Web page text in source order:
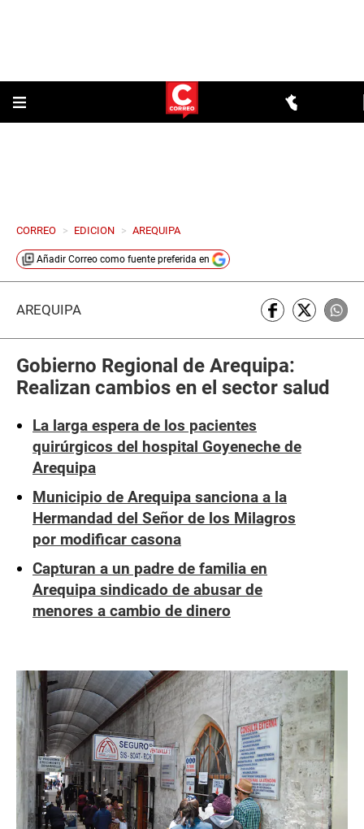
CORREO > EDICION > AREQUIPA
Añadir Correo como fuente preferida en
AREQUIPA
Gobierno Regional de Arequipa:
Realizan cambios en el sector salud
La larga espera de los pacientes
quirúrgicos del hospital Goyeneche de
Arequipa
Municipio de Arequipa sanciona a la
Hermandad del Señor de los Milagros
por modificar casona
Capturan a un padre de familia en
Arequipa sindicado de abusar de
menores a cambio de dinero